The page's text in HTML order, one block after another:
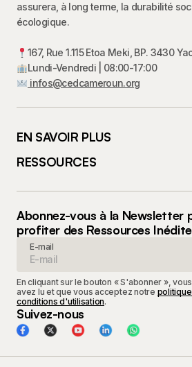
assurera, à long terme, la durabilité
écologique.
167, Rue 1.115 Etoa Meki, BP. 3430
Lundi-Vendredi | 08:00-17:00
infos@cedcameroun.org
EN SAVOIR PLUS
RESSOURCES
Abonnez-vous à la Newsletter
profiter des Ressources
E-mail
En cliquant sur le bouton « S'abonner »,
avez lu et que vous acceptez notre
conditions d'utilisation.
Suivez-nous